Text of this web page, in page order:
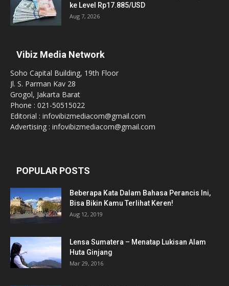
ke Level Rp17.885/USD
Aug 7, 2026
Vibiz Media Network
Soho Capital Building, 19th Floor
Jl. S. Parman Kav 28
Grogol, Jakarta Barat
Phone : 021-50515022
Editorial : infovibizmediacom@gmail.com
Advertising : infovibizmediacom@gmail.com
POPULAR POSTS
Beberapa Kata Dalam Bahasa Perancis Ini,
Bisa Bikin Kamu Terlihat Keren!
Aug 12, 2019
Lensa Sumatera – Menatap Lukisan Alam
Huta Ginjang
Mar 29, 2016